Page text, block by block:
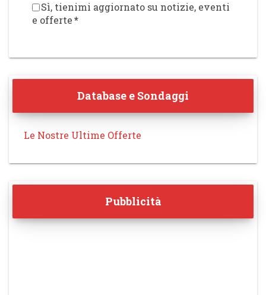
Sì, tienimi aggiornato su notizie, eventi
e offerte*
Database e Sondaggi
Le Nostre Ultime Offerte
Pubblicità